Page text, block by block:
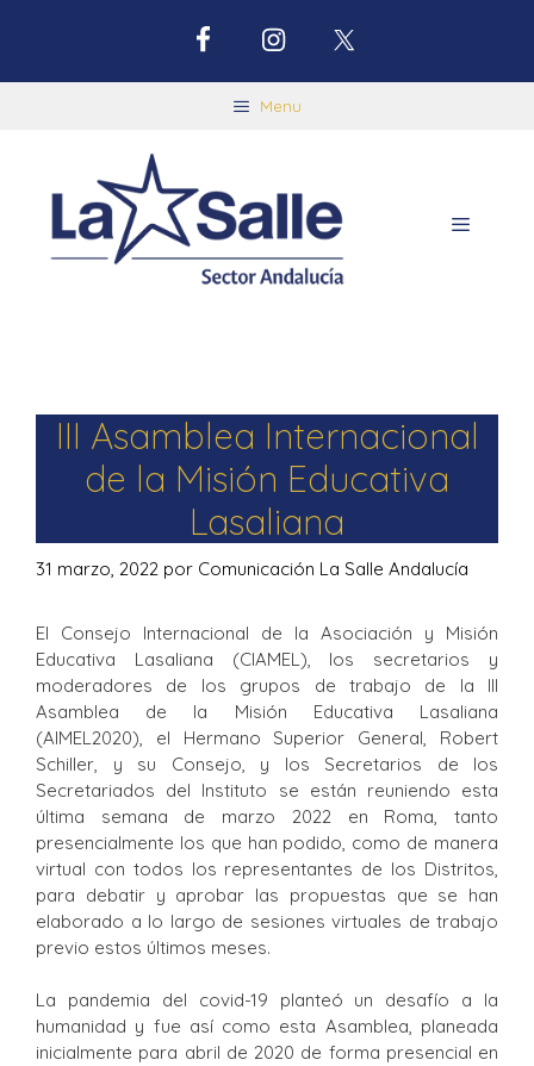
Menu
III Asamblea Internacional
de la Misión Educativa
Lasaliana
31 marzo, 2022 por Comunicación La Salle Andalucía
El Consejo Internacional de la Asociación y Misión
Educativa Lasaliana (CIAMEL), los secretarios y
moderadores de los grupos de trabajo de la III
Asamblea de la Misión Educativa Lasaliana
(AIMEL2020), el Hermano Superior General, Robert
Schiller, y su Consejo, y los Secretarios de los
Secretariados del Instituto se están reuniendo esta
última semana de marzo 2022 en Roma, tanto
presencialmente los que han podido, como de manera
virtual con todos los representantes de los Distritos,
para debatir y aprobar las propuestas que se han
elaborado a lo largo de sesiones virtuales de trabajo
previo estos últimos meses.
La pandemia del covid-19 planteó un desafío a la
humanidad y fue así como esta Asamblea, planeada
inicialmente para abril de 2020 de forma presencial en